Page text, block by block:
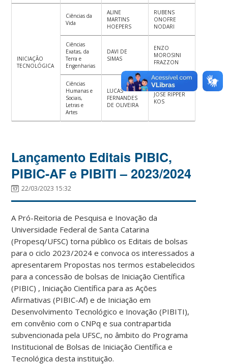
INICIAÇÃO
TECNOLÓGICA
Ciências da
Vida
ALINE
MARTINS
HOEPERS
RUBENS
ONOFRE
NODARI
Ciências
Exatas, da
Terra e
Engenharias
DAVI DE
SIMAS
ENZO
MOROSINI
FRAZZON
Ciências
Humanas e
Sociais,
Letras e
Artes
LUCAS
FERNANDES
DE OLIVEIRA
JOSE RIPPER
KOS
Lançamento Editais PIBIC,
PIBIC-AF e PIBITI – 2023/2024
22/03/2023 15:32
A Pró-Reitoria de Pesquisa e Inovação da
Universidade Federal de Santa Catarina
(Propesq/UFSC) torna público os Editais de bolsas
para o ciclo 2023/2024 e convoca os interessados a
apresentarem Propostas nos termos estabelecidos
para a concessão de bolsas de Iniciação Científica
(PIBIC) , Iniciação Científica para as Ações
Afirmativas (PIBIC-Af) e de Iniciação em
Desenvolvimento Tecnológico e Inovação (PIBITI),
em convênio com o CNPq e sua contrapartida
subvencionada pela UFSC, no âmbito do Programa
Institucional de Bolsas de Iniciação Científica e
Tecnológica desta instituição.